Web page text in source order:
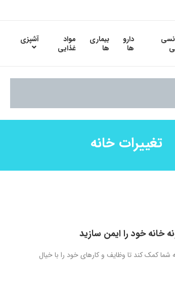
دارو
ها
بیماری
ها
مواد
غذایی
آشپزی
تغییرات خانه
خانه خود را ایمن سازید
شما کمک کند تا وظایف و کارهای خود را با خیال